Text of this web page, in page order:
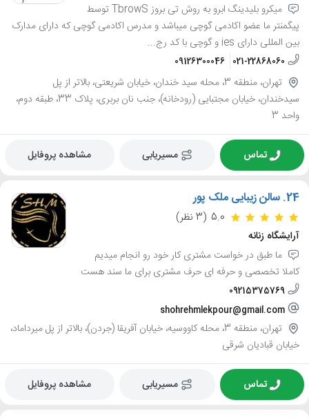
میکرو بلیدینگ ابرو به روش تی بروز TbrowS توسط
پیگمنتر ما عضو اکادمی گوچی میباشد و مدرس اکادمی گوچی که دارای مدارک
بین المللی دارای ies و گوچی با کد رج...
021-22868060
09126300046
تهران، منطقه 3، محله سید خندان، خیابان شریعتی، بالاتر از پل
سیدخندان، خیابان مجتبایی (رودخانه)، جنب نان بربری، پلاک 33، طبقه دوم،
واحد 3
تماس مسیریابی مشاهده پروفایل
24. سالن زیبایی ملک پور
5.0 (3 نظر)
آرایشگاه زنانه
ما طبق در خواست مشتری کار خود رو انجام میدیم
کاملا تخصصی و حرفه ای حرف مشتری برای ما سند هست
09215375769
shohrehmlekpour@gmail.com
تهران، منطقه 3، محله کاووسیه، خیابان آفریقا (جردن)، بالاتر از پل میرداماد،
خیابان قبادیان شرقی
تماس مسیریابی مشاهده پروفایل